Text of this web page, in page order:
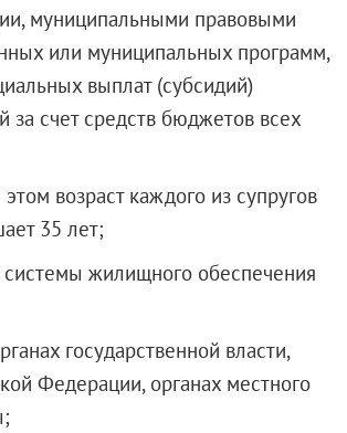
муниципальными правовыми
или муниципальных программ,
выплат (субсидий)
счет средств бюджетов всех
возраст каждого из супругов
35 лет;
жилищного обеспечения
государственной власти,
Федерации, органах местного